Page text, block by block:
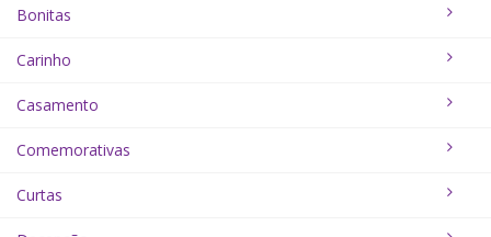
Bonitas
Carinho
Casamento
Comemorativas
Curtas